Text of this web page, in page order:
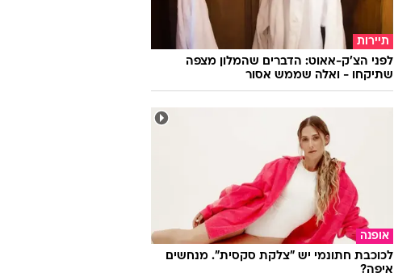
תיירות
לפני הצ'ק-אאוט: הדברים שהמלון מצפה
שתיקחו - ואלה שממש אסור
אופנה
לכוכבת חתונמי יש "צלקת סקסית". מנחשים
איפה?